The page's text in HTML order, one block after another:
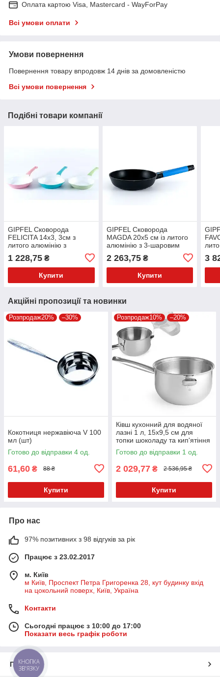
Оплата картою Visa, Mastercard - WayForPay
Всі умови оплати
Умови повернення
Повернення товару впродовж 14 днів за домовленістю
Всі умови повернення
Подібні товари компанії
GIPFEL Сковорода
FELICITA 14х3, 3см з
литого алюмінію з
преміальним керамічним
покриттям EXCILON з
ручкою з
1 228,75 ₴
Купити
GIPFEL Сковорода
MAGDA 20х5 см із литого
алюмінію з 3-шаровим
антипригарним покриттям
Greblon C3 з індукційним
2 263,75₴
Купити
3
Акційні пропозиції та новинки
Розпродаж20% –30%
Кокотниця нержавіюча V 100
мл (шт)
Готово до відправки 4 од.
61,60 ₴ 88 ₴
Купити
Розпродаж10% –20%
Ківш кухонний для водяної
лазні 1 л, 15х9,5 см для
топки шоколаду та кип'ятіння
молока.
Готово до відправки 1 од.
2 029,77 ₴ 2 536,95 ₴
Купити
Про нас
97% позитивних з 98 відгуків за рік
Працює з 23.02.2017
м. Київ
м Київ, Проспект Петра Григоренка 28, кут будинку вхід
на цокольний поверх, Київ, Україна
Контакти
Сьогодні працює з 10:00 до 17:00
Показати весь графік роботи
Про нас
КНОПКА
ЗВ'ЯЗКУ